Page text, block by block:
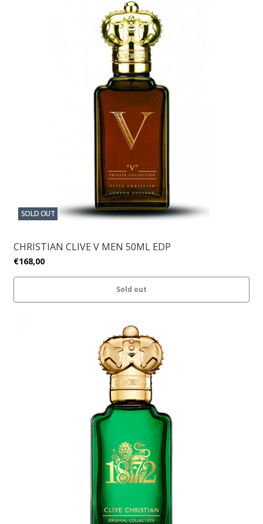
SOLD OUT
CHRISTIAN CLIVE V MEN 50ML EDP
€168,00
Sold out